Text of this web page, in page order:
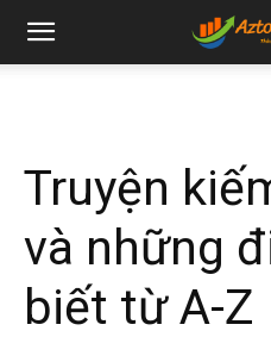
Truyện
và những
biết từ A-Z